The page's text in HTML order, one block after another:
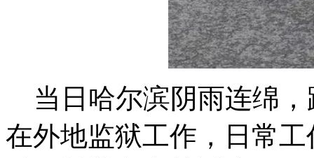
当日哈尔滨阴雨连绵，
在外地监狱工作，日常